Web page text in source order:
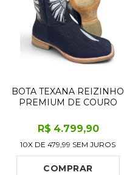
BOTA TEXANA REIZINHO
PREMIUM DE COURO
PRETA LIMITED EDITION
- CANO MÉDIO, BICO
QUADRADO - SOLADO
DE COURO ARTESANAL
INJETADO
R$ 4.799,90
10X DE479,99 SEM JUROS
COMPRAR